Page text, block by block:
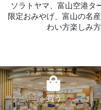
ソラトヤマ、富山空港タ
限定おみやげ、富山の名
わい方楽しみ
買う